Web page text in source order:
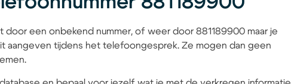
een onbekend nummer, of weer door 881189900 maar je
aangeven tijdens het telefoongesprek. Ze mogen dan geen